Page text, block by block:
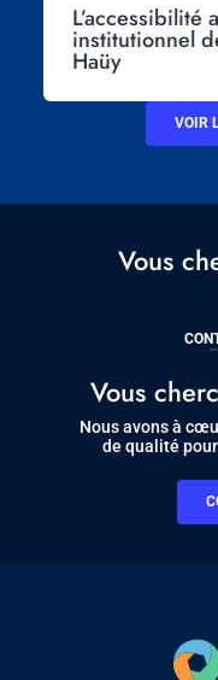
institutionnel
Haüy
VOIR
Vous
Vous
Nous avons à
de qualité